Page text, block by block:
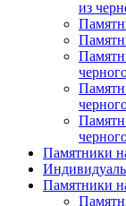
из
Памятники
Памятники